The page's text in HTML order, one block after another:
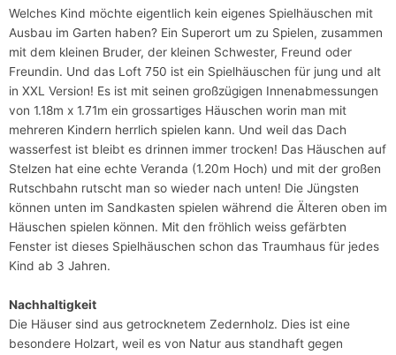
Welches Kind möchte eigentlich kein eigenes Spielhäuschen mit
Ausbau im Garten haben? Ein Superort um zu Spielen, zusammen
mit dem kleinen Bruder, der kleinen Schwester, Freund oder
Freundin. Und das Loft 750 ist ein Spielhäuschen für jung und alt
in XXL Version! Es ist mit seinen großzügigen Innenabmessungen
von 1.18m x 1.71m ein grossartiges Häuschen worin man mit
mehreren Kindern herrlich spielen kann. Und weil das Dach
wasserfest ist bleibt es drinnen immer trocken! Das Häuschen auf
Stelzen hat eine echte Veranda (1.20m Hoch) und mit der großen
Rutschbahn rutscht man so wieder nach unten! Die Jüngsten
können unten im Sandkasten spielen während die Älteren oben im
Häuschen spielen können. Mit den fröhlich weiss gefärbten
Fenster ist dieses Spielhäuschen schon das Traumhaus für jedes
Kind ab 3 Jahren.
Nachhaltigkeit
Die Häuser sind aus getrocknetem Zedernholz. Dies ist eine
besondere Holzart, weil es von Natur aus standhaft gegen